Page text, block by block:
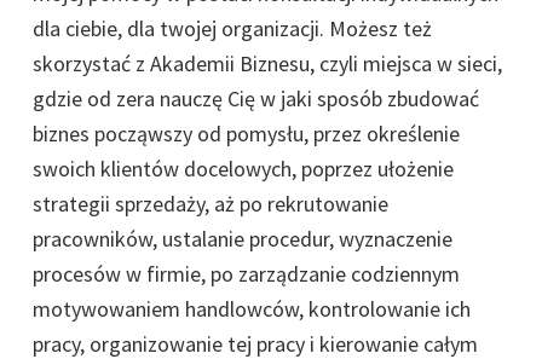
dla ciebie, dla twojej organizacji. Możesz też
skorzystać z Akademii Biznesu, czyli miejsca w sieci,
gdzie od zera nauczę Cię w jaki sposób zbudować
biznes począwszy od pomysłu, przez określenie
swoich klientów docelowych, poprzez ułożenie
strategii sprzedaży, aż po rekrutowanie
pracowników, ustalanie procedur, wyznaczenie
procesów w firmie, po zarządzanie codziennym
motywowaniem handlowców, kontrolowanie ich
pracy, organizowanie tej pracy i kierowanie całym